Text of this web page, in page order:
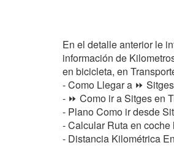
En el detalle anterior le
información de
en bicicleta, en
- Como Llegar a ⏩
- ⏩ Como ir a Sitges en
- Plano Como ir desde
- Calcular Ruta en
- Distancia Kilométrica